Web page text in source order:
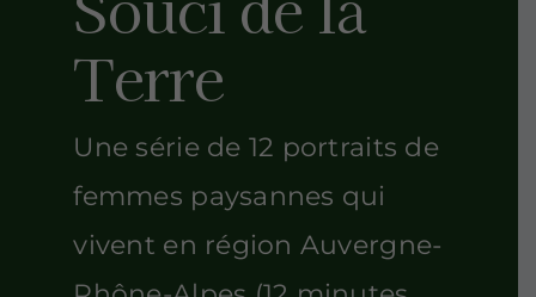
Terre
Une série de 12 portraits de
femmes paysannes qui
vivent en région Auvergne-